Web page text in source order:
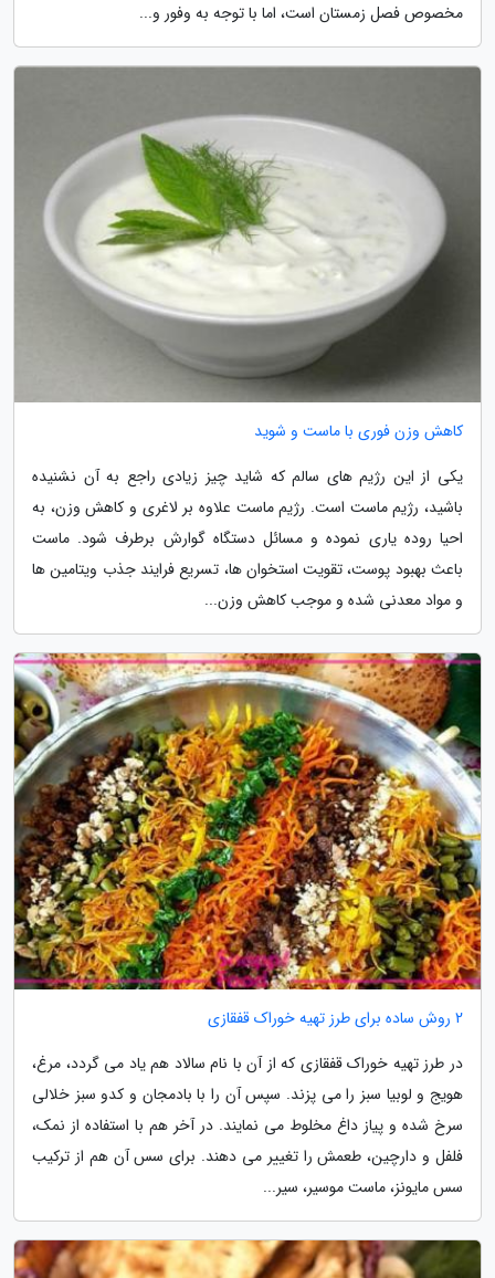
مخصوص فصل زمستان است، اما با توجه به وفور و...
کاهش وزن فوری با ماست و شوید
یکی از این رژیم های سالم که شاید چیز زیادی راجع به آن نشنیده
باشید، رژیم ماست است. رژیم ماست علاوه بر لاغری و کاهش وزن، به
احیا روده یاری نموده و مسائل دستگاه گوارش برطرف شود. ماست
باعث بهبود پوست، تقویت استخوان ها، تسریع فرایند جذب ویتامین ها
و مواد معدنی شده و موجب کاهش وزن...
2 روش ساده برای طرز تهیه خوراک قفقازی
در طرز تهیه خوراک قفقازی که از آن با نام سالاد هم یاد می گردد، مرغ،
هویج و لوبیا سبز را می پزند. سپس آن را با بادمجان و کدو سبز خلالی
سرخ شده و پیاز داغ مخلوط می نمایند. در آخر هم با استفاده از نمک،
فلفل و دارچین، طعمش را تغییر می دهند. برای سس آن هم از ترکیب
سس مایونز، ماست موسیر، سیر...